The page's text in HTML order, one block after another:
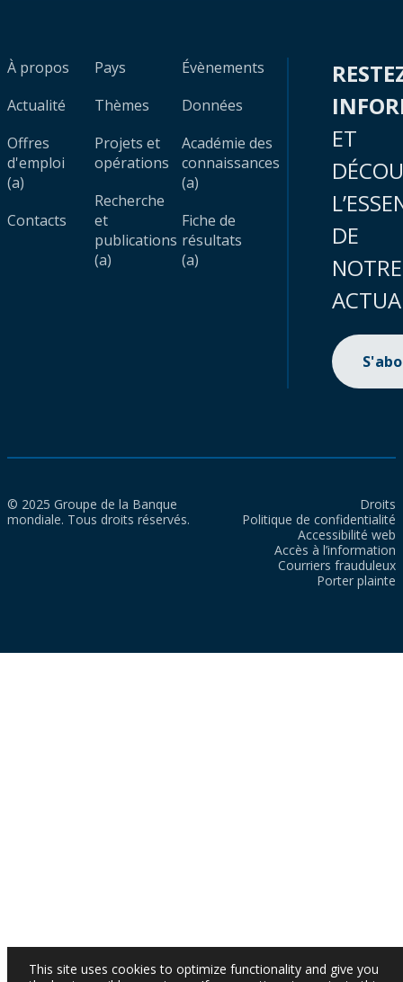
À propos
Actualité
Offres
d'emploi
(a)
Contacts
Pays
Thèmes
Projets et
opérations
Recherche
et
publications
(a)
Évènements
Données
Académie des
connaissances
(a)
Fiche de
résultats
(a)
ET
DE
NOTRE
© 2025 Groupe de la Banque
mondiale. Tous droits réservés.
Droits
Politique de confidentialité
Accessibilité web
Accès à l’information
Courriers frauduleux
Porter plainte
This site uses cookies to optimize functionality and give you